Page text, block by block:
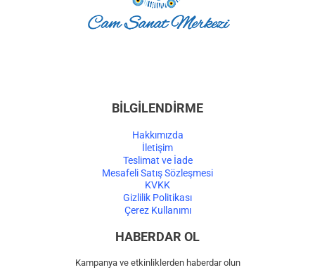
BİLGİLENDİRME
Hakkımızda
İletişim
Teslimat ve İade
Mesafeli Satış Sözleşmesi
KVKK
Gizlilik Politikası
Çerez Kullanımı
HABERDAR OL
Kampanya ve etkinliklerden haberdar olun